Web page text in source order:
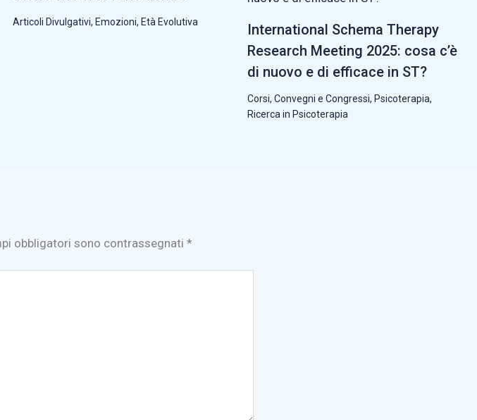
Articoli Divulgativi, Emozioni, Età Evolutiva
International Schema Therapy
Research Meeting 2025: cosa c’è
di nuovo e di efficace in ST?
Corsi, Convegni e Congressi,Psicoterapia,
Ricerca in Psicoterapia
obbligatori sono contrassegnati *